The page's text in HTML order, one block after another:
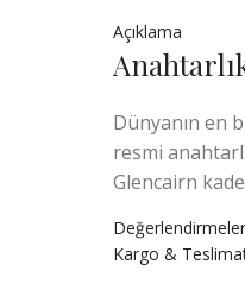
Açıklama
Dünyanın en
resmi
Glencairn
Kargo &